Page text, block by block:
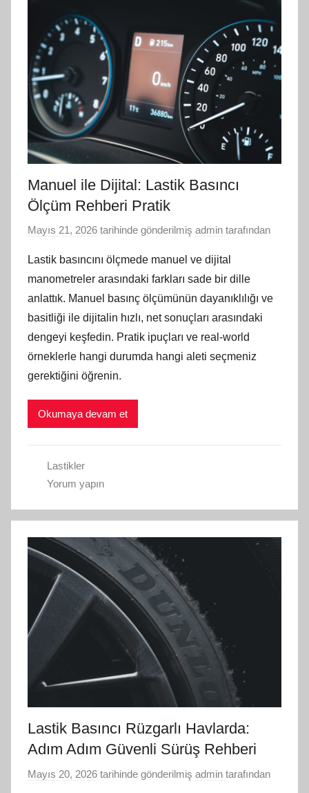
Manuel ile Dijital: Lastik Basıncı
Ölçüm Rehberi Pratik
Mayıs 21, 2026 tarihinde gönderilmiş admin tarafından
Lastik basıncını ölçmede manuel ve dijital
manometreler arasındaki farkları sade bir dille
anlattık. Manuel basınç ölçümünün dayanıklılığı ve
basitliği ile dijitalin hızlı, net sonuçları arasındaki
dengeyi keşfedin. Pratik ipuçları ve real-world
örneklerle hangi durumda hangi aleti seçmeniz
gerektiğini öğrenin.
Okumaya devam et
Lastikler
Yorum yapın
Lastik Basıncı Rüzgarlı Havlarda:
Adım Adım Güvenli Sürüş Rehberi
Mayıs 20, 2026 tarihinde gönderilmiş admin tarafından